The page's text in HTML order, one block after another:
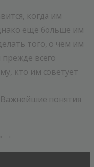
когда им
ещё больше им
того, о чём им
всего
кто им советует
Важнейшие понятия
→